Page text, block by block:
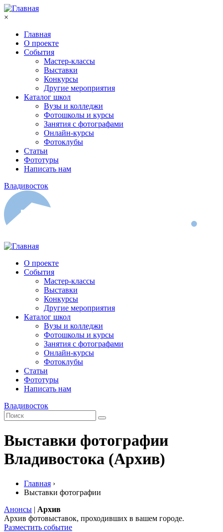
Перейти к основному содержанию
×
Главная
О проекте
События
Мастер-классы
Выставки
Конкурсы
Другие мероприятия
Каталог школ
Вузы и колледжи
Фотошколы и курсы
Занятия с фотографами
Онлайн-курсы
Фотоклубы
Статьи
Фототуры
Написать нам
Владивосток
О проекте
События
Мастер-классы
Выставки
Конкурсы
Другие мероприятия
Каталог школ
Вузы и колледжи
Фотошколы и курсы
Занятия с фотографами
Онлайн-курсы
Фотоклубы
Статьи
Фототуры
Написать нам
Владивосток
Выставки фотографии
Владивостока (Архив)
Главная ›
Выставки фотографии
Анонсы | Архив
Архив фотовыставок, проходивших в вашем городе.
Разместить событие